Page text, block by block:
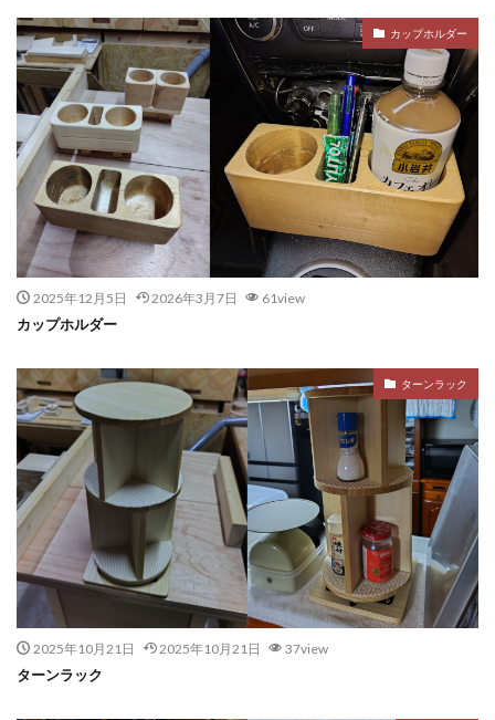
カップホルダー
2025年12月5日 2026年3月7日 61view
カップホルダー
ターンラック
2025年10月21日 2025年10月21日 37view
ターンラック